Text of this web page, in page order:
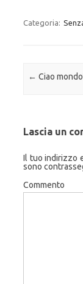
Categoria:
Navigazione
← Ciao
Lascia un
Il tuo indirizzo
sono
Commento